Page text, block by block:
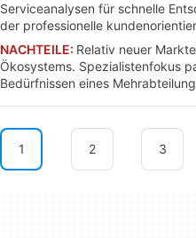
Serviceanalysen für schnelle
der professionelle
NACHTEILE: Relativ neuer
Ökosystems. Spezialistenfokus
Bedürfnissen eines
1 2 3